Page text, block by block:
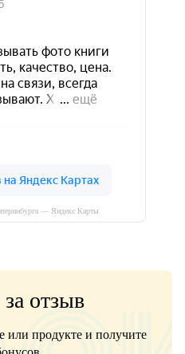
— Яндекс Карты
отзыв
или продукте и получите